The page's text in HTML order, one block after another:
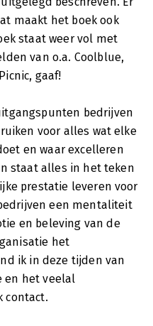
maakt het boek ook
staat weer vol met
van o.a. Coolblue,
gaaf!
bedrijven
voor alles wat elke
en waar excelleren
staat alles in het teken
prestatie leveren voor
een mentaliteit
en beleving van de
het
ik in deze tijden van
en het veelal
contact.